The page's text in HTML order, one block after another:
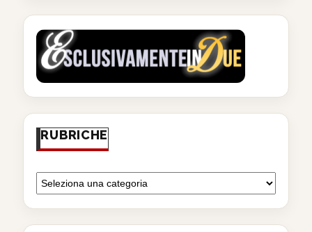
RUBRICHE